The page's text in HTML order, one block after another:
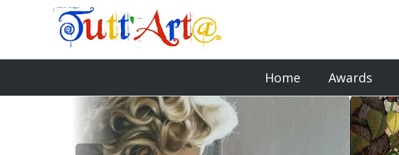
Home Awards